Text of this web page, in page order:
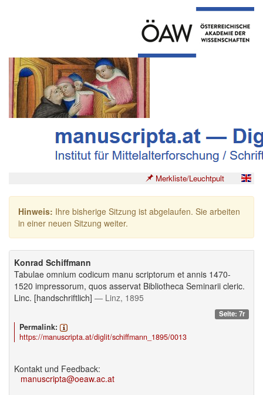
Merkliste/Leuchtpult
Hinweis: Ihre bisherige Sitzung ist abgelaufen. Sie arbeiten
in einer neuen Sitzung weiter.
Konrad Schiffmann
Tabulae omnium codicum manu scriptorum et annis 1470-
1520 impressorum, quos asservat Bibliotheca Seminarii cleric.
Linc. [handschriftlich] — Linz, 1895
Seite: 7r
Permalink:
https://manuscripta.at/diglit/schiffmann_1895/0013
Kontakt und Feedback:
manuscripta@oeaw.ac.at